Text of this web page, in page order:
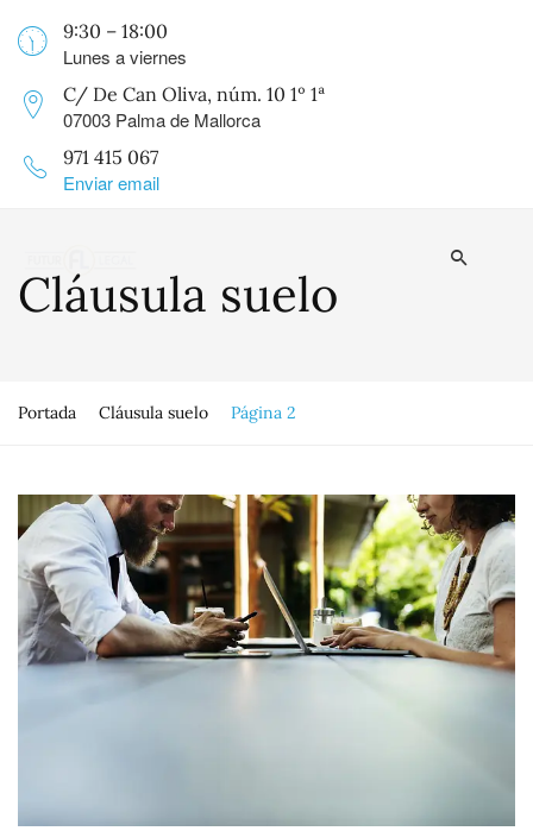
9:30 – 18:00
Lunes a viernes
C/ De Can Oliva, núm. 10 1º 1ª
07003 Palma de Mallorca
971 415 067
Enviar email
Cláusula suelo
Portada Cláusula suelo Página 2